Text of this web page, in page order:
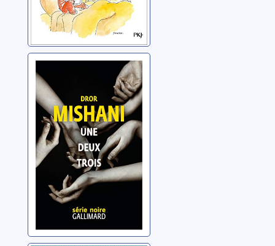
Une deux trois
Mishani, Dror